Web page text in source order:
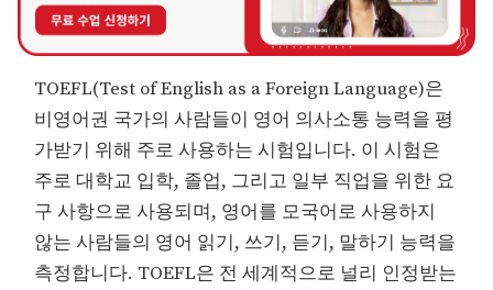
TOEFL(Test of English as a Foreign Language)은
비영어권 국가의 사람들이 영어 의사소통 능력을 평
가받기 위해 주로 사용하는 시험입니다. 이 시험은
주로 대학교 입학, 졸업, 그리고 일부 직업을 위한 요
구 사항으로 사용되며, 영어를 모국어로 사용하지
않는 사람들의 영어 읽기, 쓰기, 듣기, 말하기 능력을
측정합니다. TOEFL은 전 세계적으로 널리 인정받는